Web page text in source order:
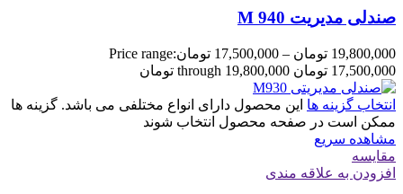
صندلی مدیریت M 940
19,800,000 تومان –
17,500,000 تومانPrice range:
17,500,000 تومان through 19,800,000 تومان
انتخاب گزینه ها این محصول دارای انواع مختلفی می باشد. گزینه ها
ممکن است در صفحه محصول انتخاب شوند
مشاهده سریع
مقایسه
افزودن به علاقه مندی